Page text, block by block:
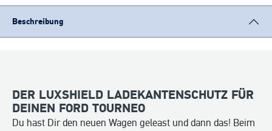
Beschreibung
DER LUXSHIELD LADEKANTENSCHUTZ FÜR
DEINEN FORD TOURNEO
Du hast Dir den neuen Wagen geleast und dann das! Beim